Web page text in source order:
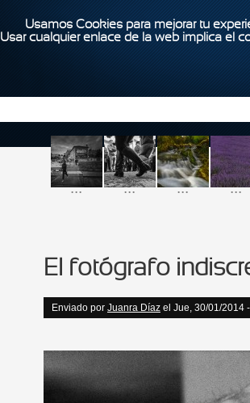
Usamos Cookies para mejorar tu
Usar cualquier enlace de la web implica el
... ... ... ...
El fotógrafo
Enviado por Juanra Díaz el Jue, 30/01/2014